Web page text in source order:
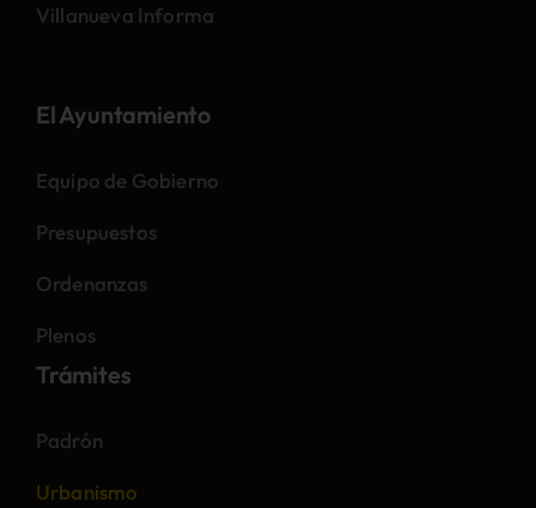
Villanueva Informa
El Ayuntamiento
Equipo de Gobierno
Presupuestos
Ordenanzas
Plenos
Trámites
Padrón
Urbanismo